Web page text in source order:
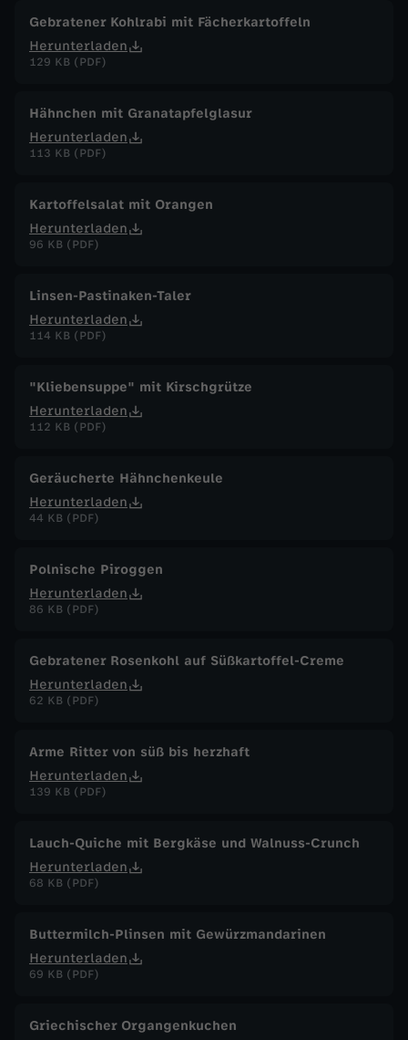
Gebratener Kohlrabi mit Fächerkartoffeln
Herunterladen
129 KB (PDF)
Hähnchen mit Granatapfelglasur
Herunterladen
113 KB (PDF)
Kartoffelsalat mit Orangen
Herunterladen
96 KB (PDF)
Linsen-Pastinaken-Taler
Herunterladen
114 KB (PDF)
"Kliebensuppe" mit Kirschgrütze
Herunterladen
112 KB (PDF)
Geräucherte Hähnchenkeule
Herunterladen
44 KB (PDF)
Polnische Piroggen
Herunterladen
86 KB (PDF)
Gebratener Rosenkohl auf Süßkartoffel-Creme
Herunterladen
62 KB (PDF)
Arme Ritter von süß bis herzhaft
Herunterladen
139 KB (PDF)
Lauch-Quiche mit Bergkäse und Walnuss-Crunch
Herunterladen
68 KB (PDF)
Buttermilch-Plinsen mit Gewürzmandarinen
Herunterladen
69 KB (PDF)
Griechischer Organgenkuchen